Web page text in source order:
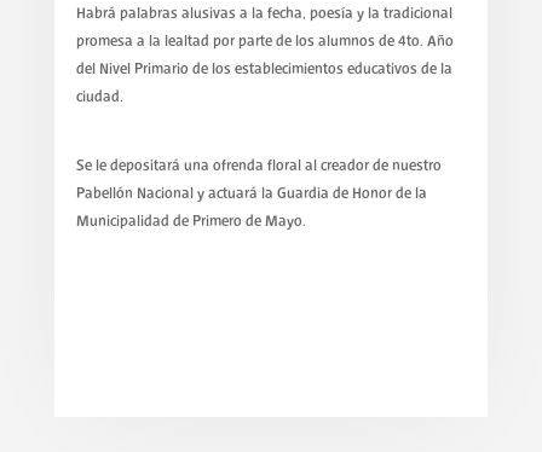
Habrá palabras alusivas a la fecha, poesía y la tradicional
promesa a la lealtad por parte de los alumnos de 4to. Año
del Nivel Primario de los establecimientos educativos de la
ciudad.
Se le depositará una ofrenda floral al creador de nuestro
Pabellón Nacional y actuará la Guardia de Honor de la
Municipalidad de Primero de Mayo.